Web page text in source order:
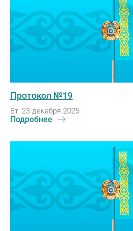
Протокол №19
Вт, 23 декабря 2025
Подробнее